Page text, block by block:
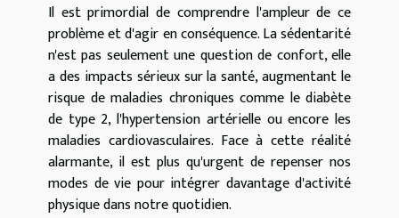
Il est primordial de comprendre l'ampleur de ce
problème et d'agir en conséquence. La sédentarité
n'est pas seulement une question de confort, elle
a des impacts sérieux sur la santé, augmentant le
risque de maladies chroniques comme le diabète
de type 2, l'hypertension artérielle ou encore les
maladies cardiovasculaires. Face à cette réalité
alarmante, il est plus qu'urgent de repenser nos
modes de vie pour intégrer davantage d'activité
physique dans notre quotidien.